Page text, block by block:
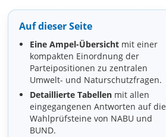
Auf dieser Seite
Eine Ampel-Übersichtmit einer
kompakten Einordnung der
Parteipositionen zu zentralen
Umwelt- und Naturschutzfragen.
Detaillierte Tabellenmit allen
eingegangenen Antworten auf die
Wahlprüfsteine von NABU und
BUND.